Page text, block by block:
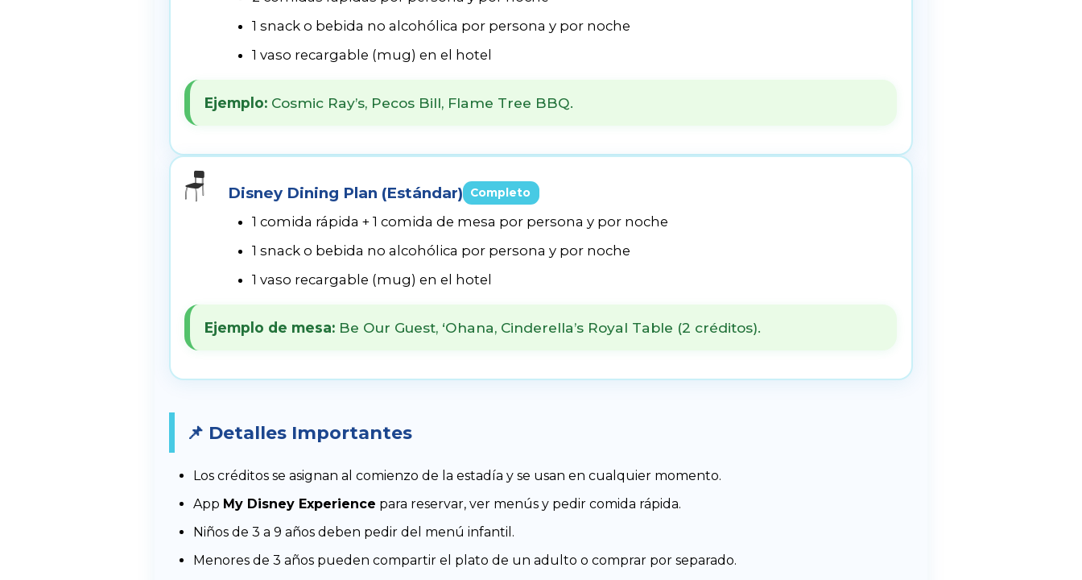
1 snack o bebida no alcohólica por persona y por noche
1 vaso recargable (mug) en el hotel
Ejemplo: Cosmic Ray’s, Pecos Bill, Flame Tree BBQ.
🪑 Disney Dining Plan (Estándar) Completo
1 comida rápida + 1 comida de mesa por persona y por noche
1 snack o bebida no alcohólica por persona y por noche
1 vaso recargable (mug) en el hotel
Ejemplo de mesa: Be Our Guest, ‘Ohana, Cinderella’s Royal Table (2 créditos).
📌 Detalles Importantes
Los créditos se asignan al comienzo de la estadía y se usan en cualquier momento.
App My Disney Experience para reservar, ver menús y pedir comida rápida.
Niños de 3 a 9 años deben pedir del menú infantil.
Menores de 3 años pueden compartir el plato de un adulto o comprar por separado.